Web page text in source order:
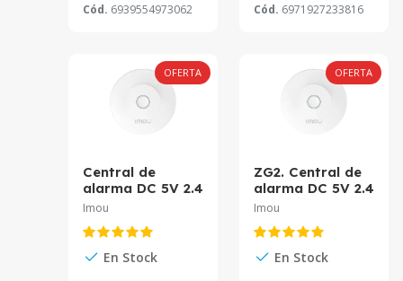
Cód. 6939554973062 Cód. 6971927233816
OFERTA
Central de
alarma DC 5V 2.4
GHz Protocolo
Imou
En Stock
OFERTA
ZG2. Central de
alarma DC 5V 2.4
GHz Protocolo
Imou
En Stock